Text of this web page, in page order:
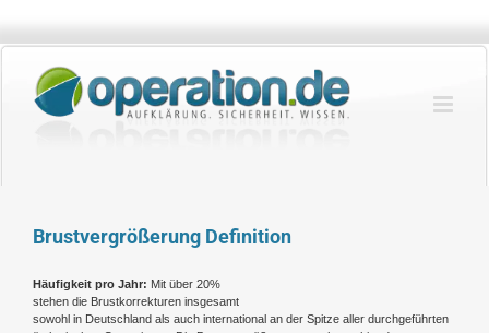
springen
Brustvergrößerung Definition
Häufigkeit pro Jahr: Mit über 20%
stehen die Brustkorrekturen insgesamt
sowohl in Deutschland als auch international an der Spitze aller durchgeführten